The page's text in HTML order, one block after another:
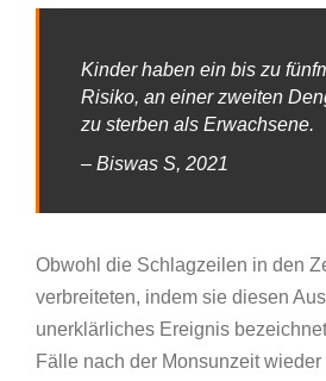
Kinder haben ein bis zu
Risiko, an einer zweiten
zu sterben als Erwachsene.
– Biswas S, 2021
Obwohl die Schlagzeilen in den
verbreiteten, indem sie diesen
unerklärliches Ereignis
Fälle nach der Monsunzeit wieder